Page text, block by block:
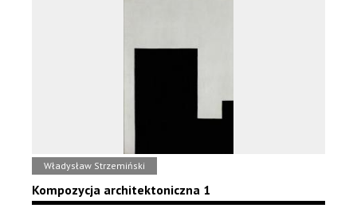
Władysław Strzemiński
Kompozycja architektoniczna 1